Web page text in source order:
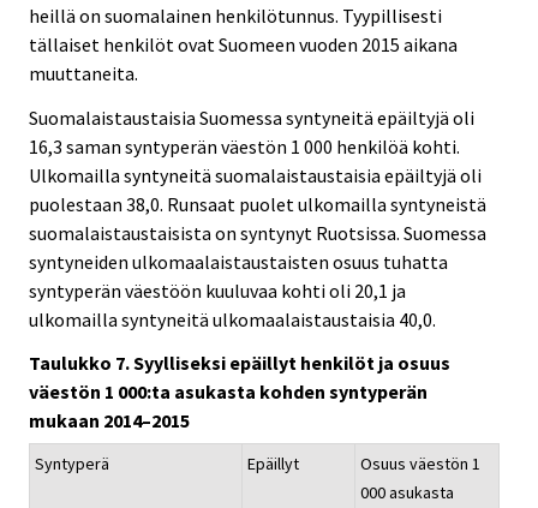
heillä on suomalainen henkilötunnus. Tyypillisesti
tällaiset henkilöt ovat Suomeen vuoden 2015 aikana
muuttaneita.
Suomalaistaustaisia Suomessa syntyneitä epäiltyjä oli
16,3 saman syntyperän väestön 1 000 henkilöä kohti.
Ulkomailla syntyneitä suomalaistaustaisia epäiltyjä oli
puolestaan 38,0. Runsaat puolet ulkomailla syntyneistä
suomalaistaustaisista on syntynyt Ruotsissa. Suomessa
syntyneiden ulkomaalaistaustaisten osuus tuhatta
syntyperän väestöön kuuluvaa kohti oli 20,1 ja
ulkomailla syntyneitä ulkomaalaistaustaisia 40,0.
Taulukko 7. Syylliseksi epäillyt henkilöt ja osuus
väestön 1 000:ta asukasta kohden syntyperän
mukaan 2014–2015
Syntyperä Epäillyt
Osuus väestön 1
000 asukasta